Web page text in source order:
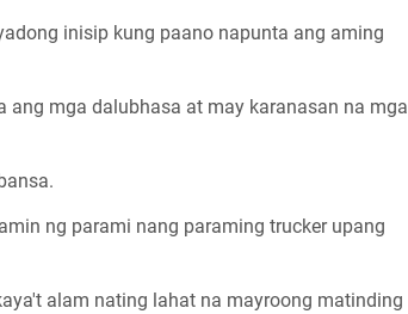
inisip kung paano napunta ang aming
mga dalubhasa at may karanasan na mga
ng parami nang paraming trucker upang
alam nating lahat na mayroong matinding